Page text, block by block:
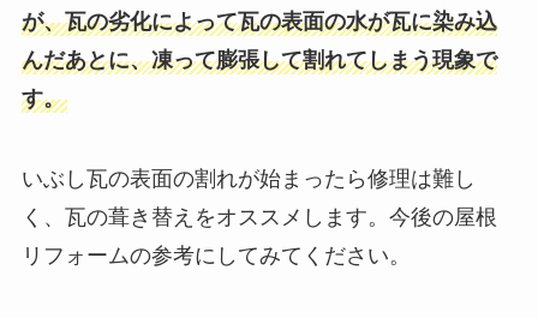
が、瓦の劣化によって瓦の表面の水が瓦に染み込
んだあとに、凍って膨張して割れてしまう現象で
す。
いぶし瓦の表面の割れが始まったら修理は難し
く、瓦の葺き替えをオススメします。今後の屋根
リフォームの参考にしてみてください。